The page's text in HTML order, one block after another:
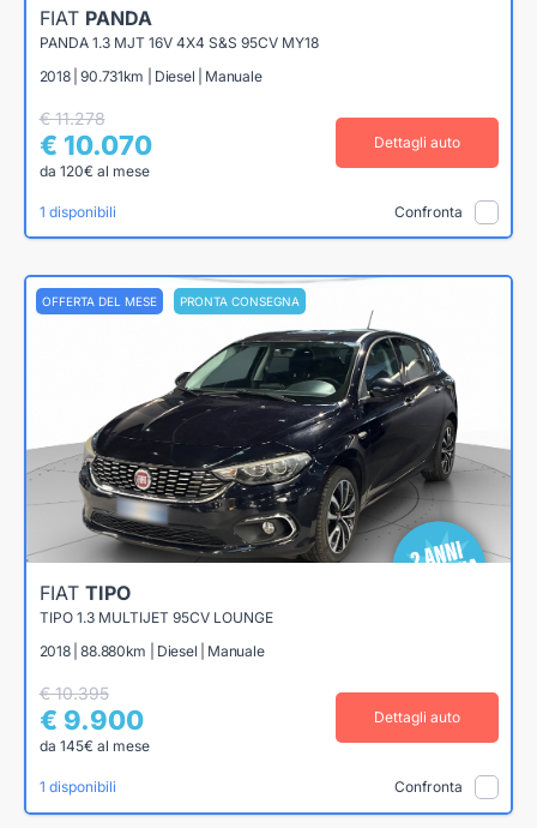
FIAT PANDA
PANDA 1.3 MJT 16V 4X4 S&S 95CV MY18
2018 | 90.731km | Diesel | Manuale
€ 11.278
€ 10.070
da 120€ al mese
Dettagli auto
1 disponibili Confronta
OFFERTA DEL MESE PRONTA CONSEGNA
FIAT TIPO
TIPO 1.3 MULTIJET 95CV LOUNGE
2018 | 88.880km | Diesel | Manuale
€ 10.395
€ 9.900
da 145€ al mese
Dettagli auto
1 disponibili Confronta